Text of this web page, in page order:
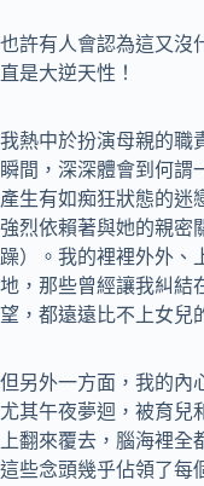
也許有人會認為這又沒
直是大逆天性！
我熱中於扮演母親的職
瞬間，深深體會到何謂
產生有如痴狂狀態的迷
強烈依賴著與她的親密
躁）。我的裡裡外外、
地，那些曾經讓我糾結
望，都遠遠比不上女兒
但另外一方面，我的內
尤其午夜夢迴，被育兒
上翻來覆去，腦海裡全
這些念頭幾乎佔領了每